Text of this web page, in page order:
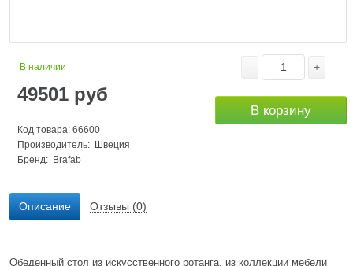
В наличии
49501 руб
Код товара: 66600
Производитель: Швеция
Бренд: Brafab
- +
В корзину
Описание Отзывы (0)
Обеденный стол из искусственного ротанга, из коллекции мебели